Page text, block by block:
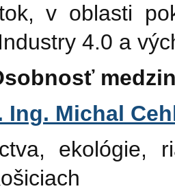
v oblasti
4.0 a
Ing. Michal
ekológie,